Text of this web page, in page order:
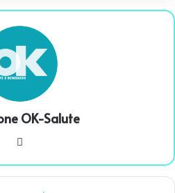
OK-Salute
te